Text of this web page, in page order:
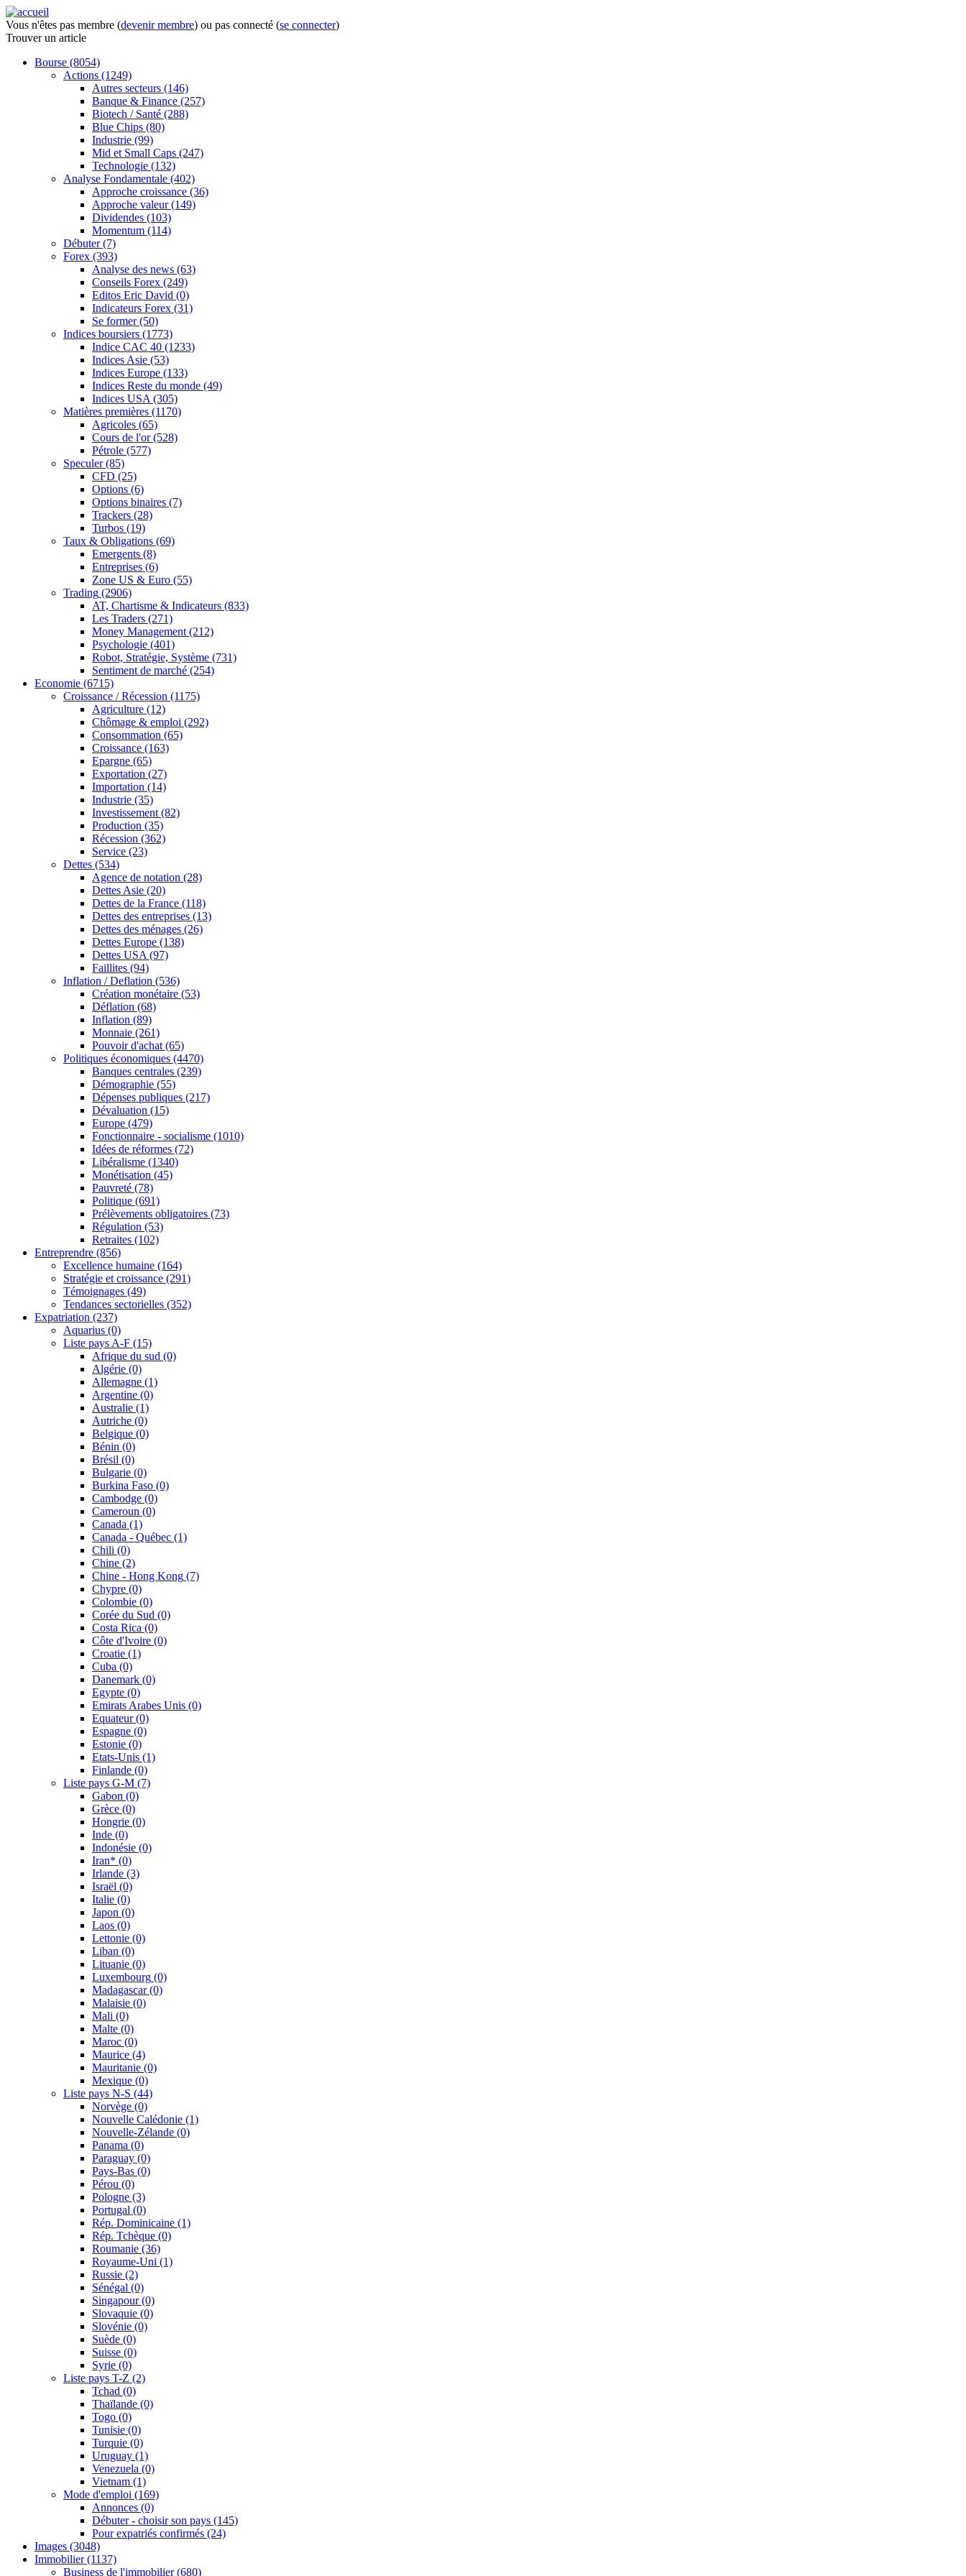
Vous n'êtes pas membre (devenir membre) ou pas connecté (se connecter)
Trouverun article
Bourse (8054)
Actions (1249)
Autres secteurs (146)
Banque & Finance (257)
Biotech / Santé (288)
Blue Chips (80)
Industrie (99)
Mid et Small Caps (247)
Technologie (132)
Analyse Fondamentale (402)
Approche croissance (36)
Approche valeur(149)
Dividendes (103)
Momentum (114)
Débuter(7)
Forex (393)
Analyse des news (63)
Conseils Forex (249)
Editos Eric David (0)
Indicateurs Forex (31)
Se former(50)
Indices boursiers (1773)
Indice CAC 40 (1233)
Indices Asie (53)
Indices Europe (133)
Indices Reste du monde (49)
Indices USA (305)
Matières premières (1170)
Agricoles (65)
Cours de l'or(528)
Pétrole (577)
Speculer(85)
CFD (25)
Options (6)
Options binaires (7)
Trackers (28)
Turbos (19)
Taux & Obligations (69)
Emergents (8)
Entreprises (6)
Zone US & Euro (55)
Trading (2906)
AT, Chartisme & Indicateurs (833)
Les Traders (271)
Money Management (212)
Psychologie (401)
Robot, Stratégie, Système (731)
Sentiment de marché (254)
Economie (6715)
Croissance / Récession (1175)
Agriculture (12)
Chômage & emploi (292)
Consommation (65)
Croissance (163)
Epargne (65)
Exportation (27)
Importation (14)
Industrie (35)
Investissement (82)
Production (35)
Récession (362)
Service (23)
Dettes (534)
Agence de notation (28)
Dettes Asie (20)
Dettes de la France (118)
Dettes des entreprises (13)
Dettes des ménages (26)
Dettes Europe (138)
Dettes USA (97)
Faillites (94)
Inflation / Deflation (536)
Création monétaire (53)
Déflation (68)
Inflation (89)
Monnaie (261)
Pouvoir d'achat (65)
Politiques économiques (4470)
Banques centrales (239)
Démographie (55)
Dépenses publiques (217)
Dévaluation (15)
Europe (479)
Fonctionnaire - socialisme (1010)
Idées de réformes (72)
Libéralisme (1340)
Monétisation (45)
Pauvreté (78)
Politique (691)
Prélèvements obligatoires (73)
Régulation (53)
Retraites (102)
Entreprendre (856)
Excellence humaine (164)
Stratégie et croissance (291)
Témoignages (49)
Tendances sectorielles (352)
Expatriation (237)
Aquarius (0)
Liste pays A-F (15)
Afrique du sud (0)
Algérie (0)
Allemagne (1)
Argentine (0)
Australie (1)
Autriche (0)
Belgique (0)
Bénin (0)
Brésil (0)
Bulgarie (0)
Burkina Faso (0)
Cambodge (0)
Cameroun (0)
Canada (1)
Canada - Québec (1)
Chili (0)
Chine (2)
Chine - Hong Kong (7)
Chypre (0)
Colombie (0)
Corée du Sud (0)
Costa Rica (0)
Côte d'Ivoire (0)
Croatie (1)
Cuba (0)
Danemark (0)
Egypte (0)
Emirats Arabes Unis (0)
Equateur(0)
Espagne (0)
Estonie (0)
Etats-Unis (1)
Finlande (0)
Liste pays G-M (7)
Gabon (0)
Grèce (0)
Hongrie (0)
Inde (0)
Indonésie (0)
Iran* (0)
Irlande (3)
Israël (0)
Italie (0)
Japon (0)
Laos (0)
Lettonie (0)
Liban (0)
Lituanie (0)
Luxembourg (0)
Madagascar(0)
Malaisie (0)
Mali (0)
Malte (0)
Maroc (0)
Maurice (4)
Mauritanie (0)
Mexique (0)
Liste pays N-S (44)
Norvège (0)
Nouvelle Calédonie (1)
Nouvelle-Zélande (0)
Panama (0)
Paraguay (0)
Pays-Bas (0)
Pérou (0)
Pologne (3)
Portugal (0)
Rép. Dominicaine (1)
Rép. Tchèque (0)
Roumanie (36)
Royaume-Uni (1)
Russie (2)
Sénégal (0)
Singapour(0)
Slovaquie (0)
Slovénie (0)
Suède (0)
Suisse (0)
Syrie (0)
Liste pays T-Z (2)
Tchad (0)
Thaïlande (0)
Togo (0)
Tunisie (0)
Turquie (0)
Uruguay (1)
Venezuela (0)
Vietnam (1)
Mode d'emploi (169)
Annonces (0)
Débuter - choisir son pays (145)
Pour expatriés confirmés (24)
Images (3048)
Immobilier(1137)
Business de l'immobilier(680)